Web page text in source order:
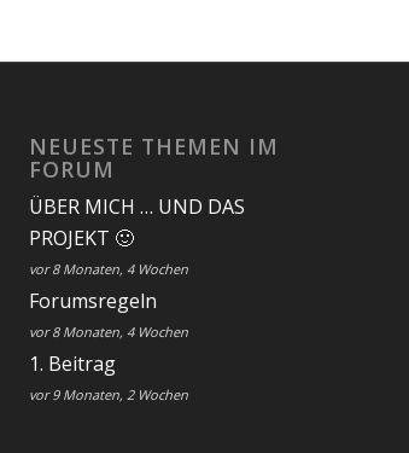
NEUESTE THEMEN IM
FORUM
ÜBER MICH … UND DAS
PROJEKT 🙂
vor 8 Monaten, 4 Wochen
Forumsregeln
vor 8 Monaten, 4 Wochen
1. Beitrag
vor 9 Monaten, 2 Wochen